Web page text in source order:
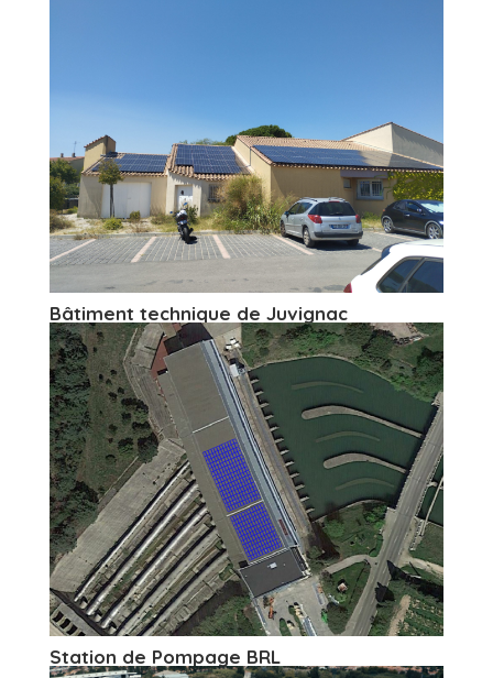
Bâtiment technique de Juvignac
Station de Pompage BRL